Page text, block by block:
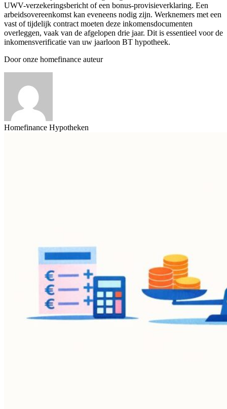
UWV-verzekeringsbericht of een bonus-provisieverklaring. Een
arbeidsovereenkomst kan eveneens nodig zijn. Werknemers met een
vast of tijdelijk contract moeten deze inkomensdocumenten
overleggen, vaak van de afgelopen drie jaar. Dit is essentieel voor de
inkomensverificatie van uw jaarloon BT hypotheek.
Door onze homefinance auteur
Homefinance Hypotheken